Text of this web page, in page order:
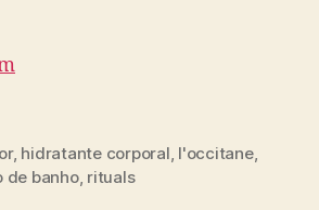
, hidratante corporal l'occitane,
de banho, rituals